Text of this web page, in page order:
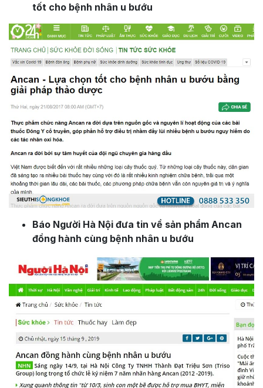
tốt cho bệnh nhân u bướu
Báo Người Hà Nội đưa tin về sản phẩm Ancan
đồng hành cùng bệnh nhân u bướu